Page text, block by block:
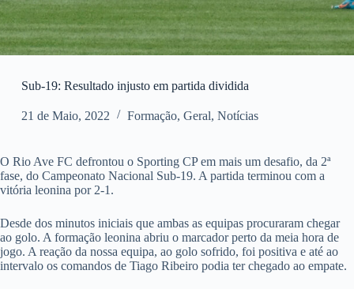
Sub-19: Resultado injusto em partida dividida
21 de Maio, 2022 Formação, Geral, Notícias
O Rio Ave FC defrontou o Sporting CP em mais um desafio, da 2ª
fase, do Campeonato Nacional Sub-19. A partida terminou com a
vitória leonina por 2-1.
Desde dos minutos iniciais que ambas as equipas procuraram chegar
ao golo. A formação leonina abriu o marcador perto da meia hora de
jogo. A reação da nossa equipa, ao golo sofrido, foi positiva e até ao
intervalo os comandos de Tiago Ribeiro podia ter chegado ao empate.